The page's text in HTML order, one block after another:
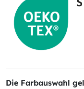
Die Farbauswahl